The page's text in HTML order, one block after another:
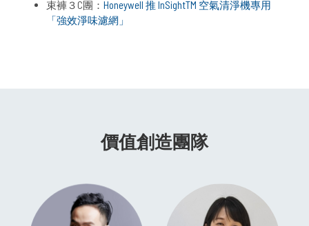
束褲３C團：Honeywell 推 InSightTM 空氣清淨機專用
「強效淨味濾網」
價值創造團隊